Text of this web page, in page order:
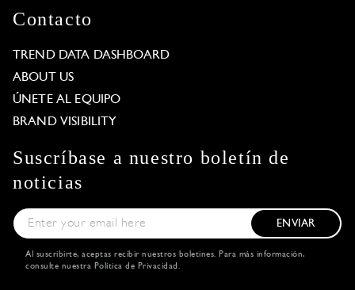
Contacto
TREND DATA DASHBOARD
ABOUT US
ÚNETE AL EQUIPO
BRAND VISIBILITY
Suscríbase a nuestro boletín de
noticias
ENVIAR
Al suscribirte, aceptas recibir nuestros boletines. Para más información,
consulte nuestra Política de Privacidad .